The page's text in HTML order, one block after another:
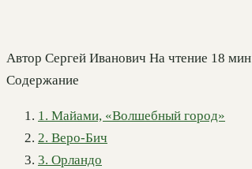
Автор Сергей Иванович На чтение 18 мин
Содержание
1. Майами, «Волшебный город»
2. Веро-Бич
3. Орландо